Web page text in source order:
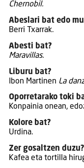
Chernobil.
Abeslari bat edo
Berri Txarrak.
Abesti bat?
Maravillas.
Liburu bat?
Ibon Martinen La
Oporretarako toki
Konpainia onean,
Kolore bat?
Urdina.
Zer gosaltzen duzu?
Kafea eta tortilla